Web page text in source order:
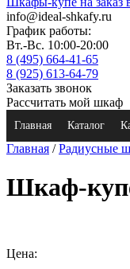
info@ideal-shkafy.ru
График работы:
Вт.-Вс. 10:00-20:00
8 (495) 664-41-65
8 (925) 613-64-79
Заказать звонок
Рассчитать мой шкаф
Главная Каталог
Главная /Радиусные
Шкаф-
Цена: